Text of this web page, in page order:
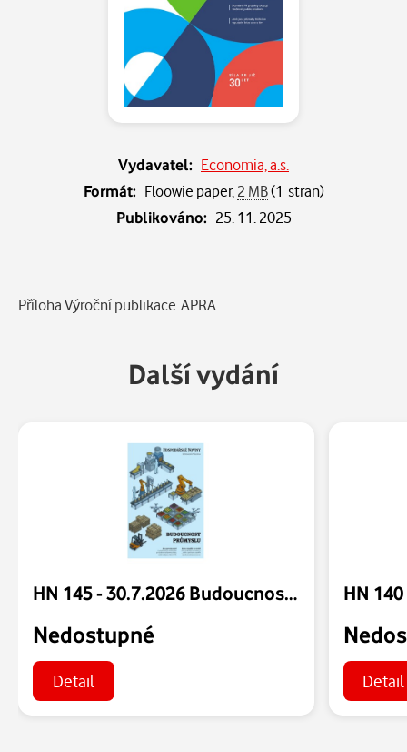
Vydavatel: Economia, a.s.
Formát: Floowie paper, 2 MB(1 stran)
Publikováno: 25. 11. 2025
Příloha Výroční publikace APRA
Další vydání
HN 145 - 30.7.2026 Budoucnost průmyslu
Nedostupné
Detail Detail